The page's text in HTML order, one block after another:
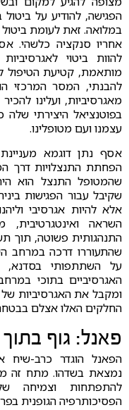
הפגישה, להודיע על
במלואה. זאת לעומת
אחריו סנקציה כלשהי.
להוות ביטוי
מותאמת, קטיעת הטיפול
להבנתי, המסר המרכזי
מאגרסיביות, ועלינו
בפוטנציאל היצירתי
עצמנו ועם מטופלינו.
אסף נתן דוגמא
הפחתת התנצלויות דרך
שהמטופל התנצל הוא
שקיבל עבור הפגישות
אלא להיות אגרסיבי
השראה
התנהגותית פשוטה, תוך
שהתעוררו דרכה במרחב
על השתתפותי
האגרסיביים בתוכי
ומקבל את האגרסיביות
החלקים האלו אצלם
פאנל: גוף בתוך
הפאנל הוגדר כרב-שיח
נמצאת בשדהו. מתח זה
להתפתחות וצמיחה
הפסיכותרפיה הגופנית